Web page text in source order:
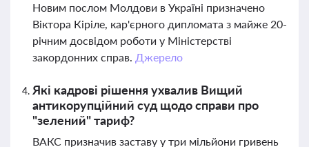
Новим послом Молдови в Україні призначено
Віктора Кіріле, кар'єрного дипломата з майже 20-
річним досвідом роботи у Міністерстві
закордонних справ. Джерело
Які кадрові рішення ухвалив Вищий
антикорупційний суд щодо справи про
"зелений" тариф?
ВАКС призначив заставу у три мільйони гривень